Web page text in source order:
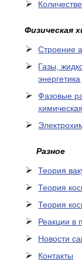
Физическая
Cтроение
Газы,
энергетика
Фазовые
Разное
Теория
Теория
Теория
Реакции в
Новости
Контакты